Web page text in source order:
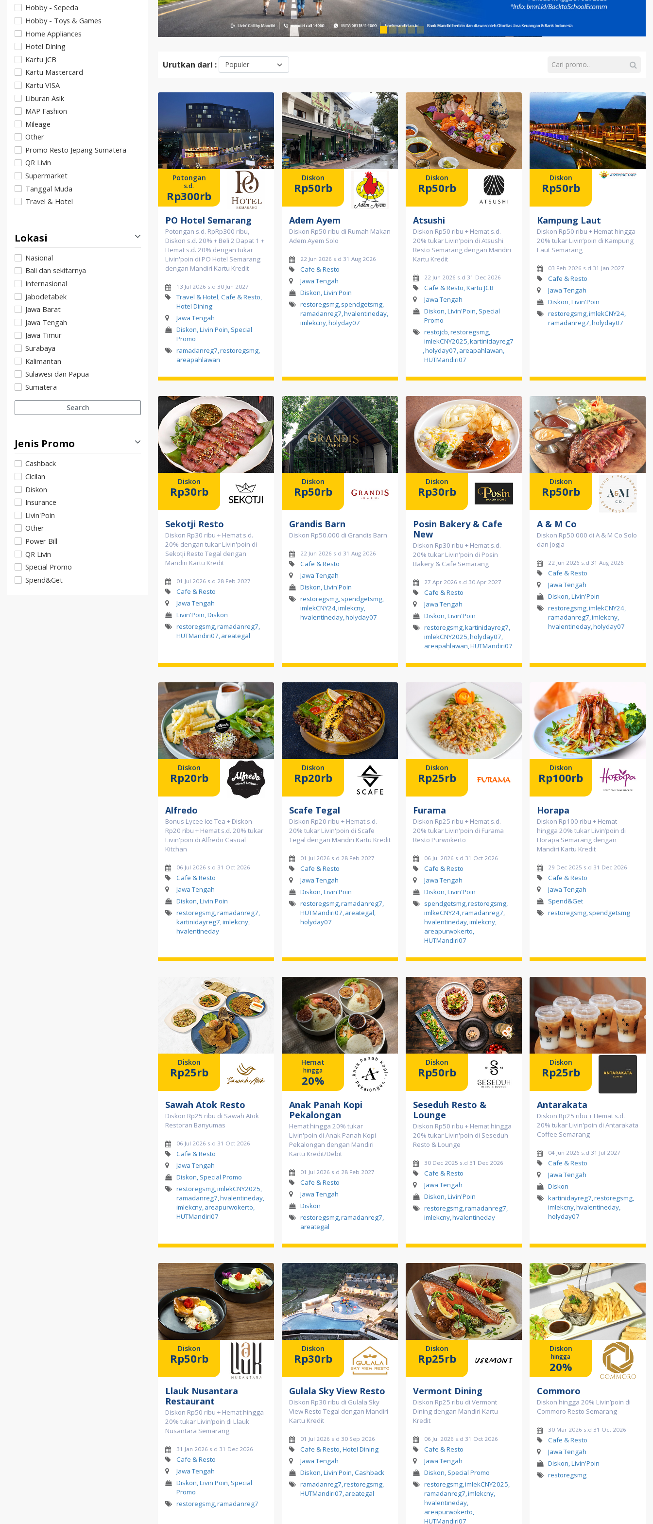
Hobby - Sepeda
Hobby - Toys & Games
Home Appliances
Hotel Dining
Kartu JCB
Kartu Mastercard
Kartu VISA
Liburan Asik
MAP Fashion
Mileage
Other
Promo Resto Jepang Sumatera
QR Livin
Supermarket
Tanggal Muda
Travel & Hotel
Lokasi
Nasional
Bali dan sekitarnya
Internasional
Jabodetabek
Jawa Barat
Jawa Tengah
Jawa Timur
Surabaya
Kalimantan
Sulawesi dan Papua
Sumatera
Search
Jenis Promo
Cashback
Cicilan
Diskon
Insurance
Livin'Poin
Other
Power Bill
QR Livin
Special Promo
Spend&Get
Urutkan dari :
Potongan
s.d.
Rp300rb
PO Hotel Semarang
Potongan s.d. RpRp300 ribu,
Diskon s.d. 20% + Beli 2 Dapat 1 +
Hemat s.d. 20% dengan tukar
Livin'poin di PO Hotel Semarang
dengan Mandiri Kartu Kredit
13 Jul 2026 s.d 30 Jun 2027
Travel & Hotel, Cafe & Resto,
Hotel Dining
Jawa Tengah
Diskon, Livin'Poin, Special
Promo
ramadanreg7,restoregsmg,
areapahlawan
Diskon
Rp50rb
Adem Ayem
Diskon Rp50 ribu di Rumah Makan
Adem Ayem Solo
22 Jun 2026 s.d 31 Aug 2026
Cafe & Resto
Jawa Tengah
Diskon, Livin'Poin
restoregsmg,spendgetsmg,
ramadanreg7,hvalentineday,
imlekcny,holyday07
Diskon
Rp50rb
Atsushi
Diskon Rp50 ribu + Hemat s.d.
20% tukar Livin'poin di Atsushi
Resto Semarang dengan Mandiri
Kartu Kredit
22 Jun 2026 s.d 31 Dec 2026
Cafe & Resto, Kartu JCB
Jawa Tengah
Diskon, Livin'Poin, Special
Promo
restojcb,restoregsmg,
imlekCNY2025,kartinidayreg7
,holyday07,areapahlawan,
HUTMandiri07
Diskon
Rp50rb
Kampung Laut
Diskon Rp50 ribu + Hemat hingga
20% tukar Livin’poin di Kampung
Laut Semarang
03 Feb 2026 s.d 31 Jan 2027
Cafe & Resto
Jawa Tengah
Diskon, Livin'Poin
restoregsmg,imlekCNY24,
ramadanreg7,holyday07
Diskon
Rp30rb
Sekotji Resto
Diskon Rp30 ribu + Hemat s.d.
20% dengan tukar Livin'poin di
Sekotji Resto Tegal dengan
Mandiri Kartu Kredit
01 Jul 2026 s.d 28 Feb 2027
Cafe & Resto
Jawa Tengah
Livin'Poin, Diskon
restoregsmg,ramadanreg7,
HUTMandiri07,areategal
Diskon
Rp50rb
Grandis Barn
Diskon Rp50.000 di Grandis Barn
22 Jun 2026 s.d 31 Aug 2026
Cafe & Resto
Jawa Tengah
Diskon, Livin'Poin
restoregsmg,spendgetsmg,
imlekCNY24,imlekcny,
hvalentineday,holyday07
Diskon
Rp30rb
Posin Bakery & Cafe
New
Diskon Rp30 ribu + Hemat s.d.
20% tukar Livin'poin di Posin
Bakery & Cafe Semarang
27 Apr 2026 s.d 30 Apr 2027
Cafe & Resto
Jawa Tengah
Diskon, Livin'Poin
restoregsmg,kartinidayreg7,
imlekCNY2025,holyday07,
areapahlawan,HUTMandiri07
Diskon
Rp50rb
A & M Co
Diskon Rp50.000 di A & M Co Solo
dan Jogja
22 Jun 2026 s.d 31 Aug 2026
Cafe & Resto
Jawa Tengah
Diskon, Livin'Poin
restoregsmg,imlekCNY24,
ramadanreg7,imlekcny,
hvalentineday,holyday07
Diskon
Rp20rb
Alfredo
Bonus Lycee Ice Tea + Diskon
Rp20 ribu + Hemat s.d. 20% tukar
Livin'poin di Alfredo Casual
Kitchan
06 Jul 2026 s.d 31 Oct 2026
Cafe & Resto
Jawa Tengah
Diskon, Livin'Poin
restoregsmg,ramadanreg7,
kartinidayreg7,imlekcny,
hvalentineday
Diskon
Rp20rb
Scafe Tegal
Diskon Rp20 ribu + Hemat s.d.
20% tukar Livin'poin di Scafe
Tegal dengan Mandiri Kartu Kredit
01 Jul 2026 s.d 28 Feb 2027
Cafe & Resto
Jawa Tengah
Diskon, Livin'Poin
restoregsmg,ramadanreg7,
HUTMandiri07,areategal,
holyday07
Diskon
Rp25rb
Furama
Diskon Rp25 ribu + Hemat s.d.
20% tukar Livin'poin di Furama
Resto Purwokerto
06 Jul 2026 s.d 31 Oct 2026
Cafe & Resto
Jawa Tengah
Diskon, Livin'Poin
spendgetsmg,restoregsmg,
imlkeCNY24,ramadanreg7,
hvalentineday,imlekcny,
areapurwokerto,
HUTMandiri07
Diskon
Rp100rb
Horapa
Diskon Rp100 ribu + Hemat
hingga 20% tukar Livin’poin di
Horapa Semarang dengan
Mandiri Kartu Kredit
29 Dec 2025 s.d 31 Dec 2026
Cafe & Resto
Jawa Tengah
Spend&Get
restoregsmg,spendgetsmg
Diskon
Rp25rb
Sawah Atok Resto
Diskon Rp25 ribu di Sawah Atok
Restoran Banyumas
06 Jul 2026 s.d 31 Oct 2026
Cafe & Resto
Jawa Tengah
Diskon, Special Promo
restoregsmg,imlekCNY2025,
ramadanreg7,hvalentineday,
imlekcny,areapurwokerto,
HUTMandiri07
Hemat
hingga
20%
Anak Panah Kopi
Pekalongan
Hemat hingga 20% tukar
Livin'poin di Anak Panah Kopi
Pekalongan dengan Mandiri
Kartu Kredit/Debit
01 Jul 2026 s.d 28 Feb 2027
Cafe & Resto
Jawa Tengah
Diskon
restoregsmg,ramadanreg7,
areategal
Diskon
Rp50rb
Seseduh Resto &
Lounge
Diskon Rp50 ribu + Hemat hingga
20% tukar Livin'poin di Seseduh
Resto & Lounge
30 Dec 2025 s.d 31 Dec 2026
Cafe & Resto
Jawa Tengah
Diskon, Livin'Poin
restoregsmg,ramadanreg7,
imlekcny,hvalentineday
Diskon
Rp25rb
Antarakata
Diskon Rp25 ribu + Hemat s.d.
20% tukar Livin'poin di Antarakata
Coffee Semarang
04 Jun 2026 s.d 31 Jul 2027
Cafe & Resto
Jawa Tengah
Diskon
kartinidayreg7,restoregsmg,
imlekcny,hvalentineday,
holyday07
Diskon
Rp50rb
Llauk Nusantara
Restaurant
Diskon Rp50 ribu + Hemat hingga
20% tukar Livin’poin di Llauk
Nusantara Semarang
31 Jan 2026 s.d 31 Dec 2026
Cafe & Resto
Jawa Tengah
Diskon, Livin'Poin, Special
Promo
restoregsmg,ramadanreg7
Diskon
Rp30rb
Gulala Sky View Resto
Diskon Rp30 ribu di Gulala Sky
View Resto Tegal dengan Mandiri
Kartu Kredit
01 Jul 2026 s.d 30 Sep 2026
Cafe & Resto, Hotel Dining
Jawa Tengah
Diskon, Livin'Poin, Cashback
ramadanreg7,restoregsmg,
HUTMandiri07,areategal
Diskon
Rp25rb
Vermont Dining
Diskon Rp25 ribu di Vermont
Dining dengan Mandiri Kartu
Kredit
06 Jul 2026 s.d 31 Oct 2026
Cafe & Resto
Jawa Tengah
Diskon, Special Promo
restoregsmg,imlekCNY2025,
ramadanreg7,imlekcny,
hvalentineday,
areapurwokerto,
HUTMandiri07
Diskon
hingga
20%
Commoro
Diskon hingga 20% Livin’poin di
Commoro Resto Semarang
30 Mar 2026 s.d 31 Oct 2026
Cafe & Resto
Jawa Tengah
Diskon, Livin'Poin
restoregsmg